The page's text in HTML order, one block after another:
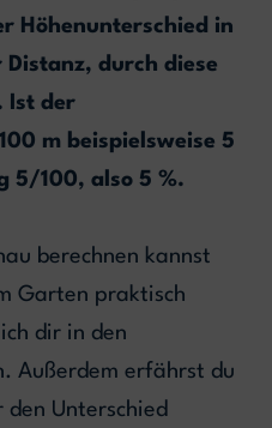
Höhenunterschied in
durch diese
Ist der
m beispielsweise 5
5/100, also 5 %.
berechnen kannst
Garten praktisch
dir in den
Außerdem erfährst du
Unterschied